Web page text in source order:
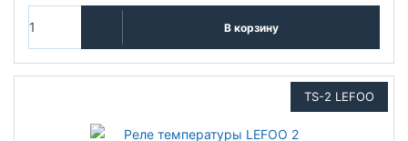
В корзину
TS-2 LEFOO